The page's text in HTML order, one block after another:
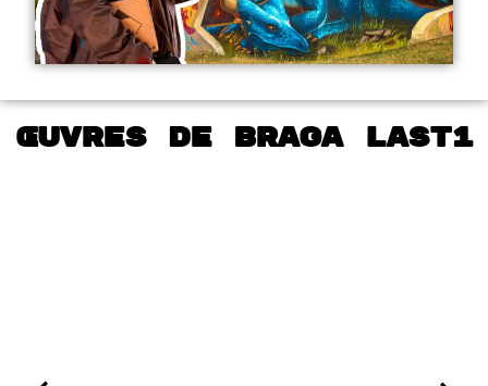
Œuvres de Braga Last1